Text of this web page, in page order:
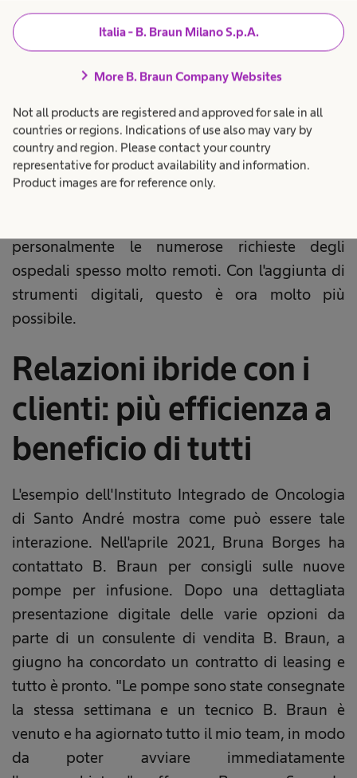
Italia - B. Braun Milano S.p.A.
chevron_right More B. Braun Company Websites
Not all products are registered and approved for sale in all
countries or regions. Indications of use also may vary by
country and region. Please contact your country
representative for product availability and information.
Product images are for reference only.
pazienti. Ma in un grande paese come il Brasile,
con la sua struttura ospedaliera su piccola scala,
l'importanza dei rapporti ibridi con i clienti va
ben oltre. Nel quinto paese più grande al mondo,
il modello ibrido offre la possibilità a molti
piccoli ospedali di beneficiare per la prima volta
della tecnologia medica all'avanguardia. In
personalmente le numerose richieste degli
ospedali spesso molto remoti. Con l'aggiunta di
strumenti digitali, questo è ora molto più
possibile.
Relazioni ibride con i
clienti: più efficienza a
beneficio di tutti
L'esempio dell'Instituto Integrado de Oncologia
di Santo André mostra come può essere tale
interazione. Nell'aprile 2021, Bruna Borges ha
contattato B. Braun per consigli sulle nuove
pompe per infusione. Dopo una dettagliata
presentazione digitale delle varie opzioni da
parte di un consulente di vendita B. Braun, a
giugno ha concordato un contratto di leasing e
tutto è pronto. "Le pompe sono state consegnate
la stessa settimana e un tecnico B. Braun è
venuto e ha agiornato tutto il mio team, in modo
da poter avviare immediatamente